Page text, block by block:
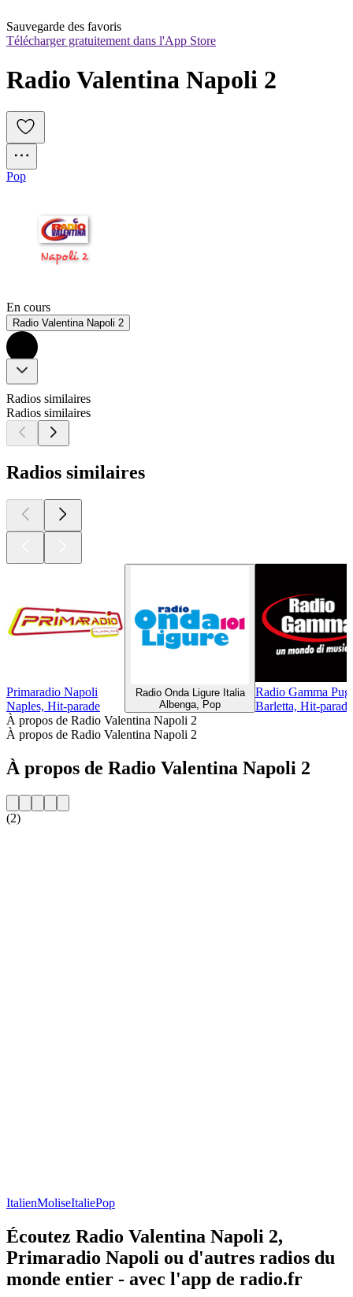
Sauvegarde des favoris
Télécharger gratuitement dans l'App Store
Radio Valentina Napoli 2
Pop
En cours
Radio Valentina Napoli 2
Radios similaires
Radios similaires
Radios similaires
Primaradio Napoli
Naples, Hit-parade
Radio Onda Ligure Italia
Albenga, Pop
Radio Gamma
Barletta, Hit-parade
À propos de Radio Valentina Napoli 2
À propos de Radio Valentina Napoli 2
À propos de Radio Valentina Napoli 2
(2)
ItalienMoliseItaliePop
Écoutez Radio Valentina Napoli 2,
Primaradio Napoli ou d'autres radios du
monde entier - avec l'app de radio.fr